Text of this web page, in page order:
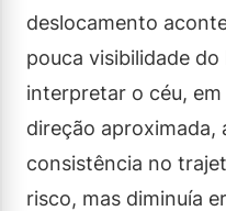
deslocamento
pouca visibilidade
interpretar o céu,
direção aproximada,
consistência no
risco, mas diminuía